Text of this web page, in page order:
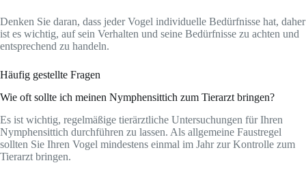
Denken Sie daran, dass jeder Vogel individuelle Bedürfnisse hat, daher
ist es wichtig, auf sein Verhalten und seine Bedürfnisse zu achten und
entsprechend zu handeln.
Häufig gestellte Fragen
Wie oft sollte ich meinen Nymphensittich zum Tierarzt bringen?
Es ist wichtig, regelmäßige tierärztliche Untersuchungen für Ihren
Nymphensittich durchführen zu lassen. Als allgemeine Faustregel
sollten Sie Ihren Vogel mindestens einmal im Jahr zur Kontrolle zum
Tierarzt bringen.